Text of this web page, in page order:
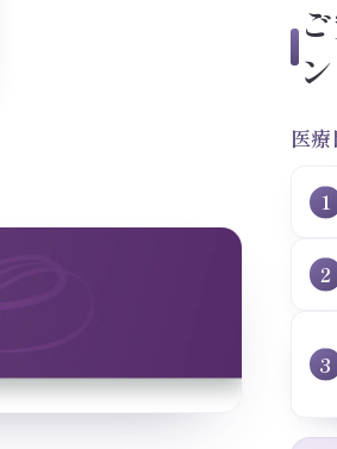
医